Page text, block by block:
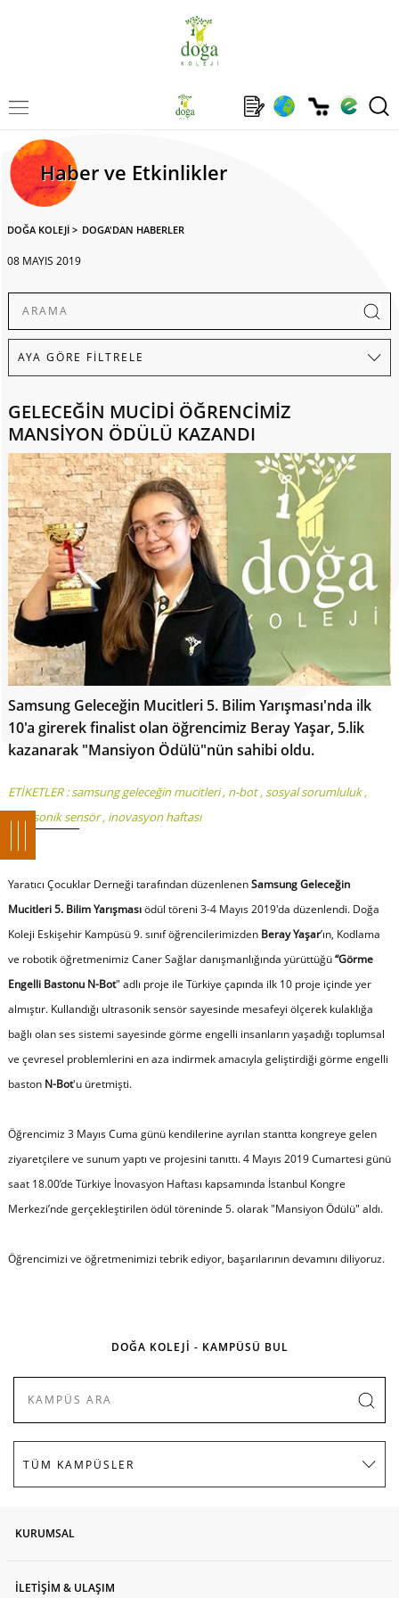
Haber ve Etkinlikler
DOĞA KOLEJİ > DOGA'DAN HABERLER
08 MAYIS 2019
GELECEĞİN MUCİDİ ÖĞRENCİMİZ
MANSİYON ÖDÜLÜ KAZANDI
Samsung Geleceğin Mucitleri 5. Bilim Yarışması'nda ilk
10'a girerek finalist olan öğrencimiz Beray Yaşar, 5.lik
kazanarak "Mansiyon Ödülü"nün sahibi oldu.
ETİKETLER :samsung geleceğin mucitleri, n-bot,sosyal sorumluluk,
ultrasonik sensör, inovasyon haftası
Yaratıcı Çocuklar Derneği tarafından düzenlenenSamsung Geleceğin
Mucitleri 5. Bilim Yarışmasıödül töreni 3-4 Mayıs 2019'da düzenlendi. Doğa
Koleji Eskişehir Kampüsü 9. sınıf öğrencilerimizden Beray Yaşar’ın, Kodlama
ve robotik öğretmenimiz Caner Sağlar danışmanlığında yürüttüğü“Görme
Engelli Bastonu N-Bot" adlı proje ile Türkiye çapında ilk 10 proje içinde yer
almıştır. Kullandığı ultrasonik sensör sayesinde mesafeyi ölçerek kulaklığa
bağlı olan ses sistemi sayesinde görme engelli insanların yaşadığı toplumsal
ve çevresel problemlerini en aza indirmek amacıyla geliştirdiği görme engelli
baston N-Bot'u üretmişti.
Öğrencimiz 3 Mayıs Cuma günü kendilerine ayrılan stantta kongreye gelen
ziyaretçilere ve sunum yaptı ve projesini tanıttı. 4 Mayıs 2019 Cumartesi günü
saat 18.00’de Türkiye İnovasyon Haftası kapsamında İstanbul Kongre
Merkezi’nde gerçekleştirilen ödül töreninde 5. olarak "Mansiyon Ödülü" aldı.
Öğrencimizi ve öğretmenimizi tebrik ediyor, başarılarının devamını diliyoruz.
DOĞA KOLEJİ - KAMPÜSÜ BUL
KURUMSAL
İLETİŞİM & ULAŞIM